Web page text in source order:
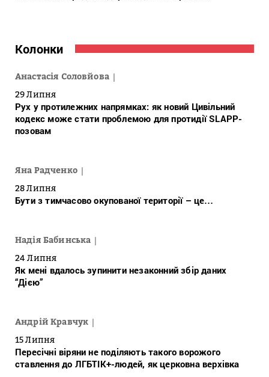
Колонки
Анастасія Соловйова
29 Липня
Рух у протилежних напрямках: як новий Цивільний
кодекс може стати проблемою для протидії SLAPP-
позовам
Яна Радченко
28 Липня
Бути з тимчасово окупованої території – це…
Надія Бабинська
24 Липня
Як мені вдалось зупинити незаконний збір даних
“Дією”
Андрій Кравчук
15 Липня
Пересічні віряни не поділяють такого ворожого
ставлення до ЛГБТІК+-людей, як церковна верхівка